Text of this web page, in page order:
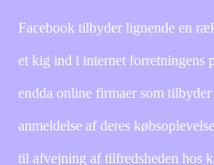
Facebook tilbyder lignende en
et kig ind i internet forretningens
endda online firmaer som
anmeldelse af deres
til afvejning af tilfredsheden hos